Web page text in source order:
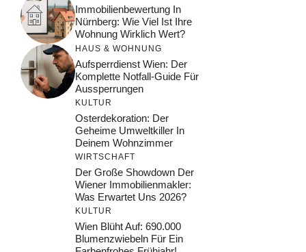
Immobilienbewertung In
Nürnberg: Wie Viel Ist Ihre
Wohnung Wirklich Wert?
HAUS & WOHNUNG
Aufsperrdienst Wien: Der
Komplette Notfall-Guide Für
Aussperrungen
KULTUR
Osterdekoration: Der
Geheime Umweltkiller In
Deinem Wohnzimmer
WIRTSCHAFT
Der Große Showdown Der
Wiener Immobilienmakler:
Was Erwartet Uns 2026?
KULTUR
Wien Blüht Auf: 690.000
Blumenzwiebeln Für Ein